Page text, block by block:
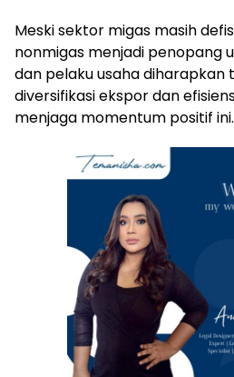
Meski sektor migas masih
nonmigas menjadi penopang
dan pelaku usaha
diversifikasi ekspor dan
menjaga momentum positif ini.